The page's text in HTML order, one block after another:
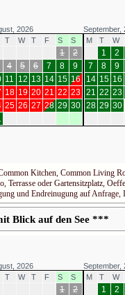
2026 September,
T W T F S S
1
2
4 5 6 7 8
9
11 12 13 14 15 16
18 19 20 21 22 23
25 26 27 28 29 30
M T W
1 2
7
8 9
14 15 16
21 22 23
28 29 30
Kitchen, Common Living
Terrasse oder Gartensitzplatz,
und Endreinugung auf Anfrage,
Blick auf den See ***
2026 September,
T W T F S S
1
2
M T W
1 2